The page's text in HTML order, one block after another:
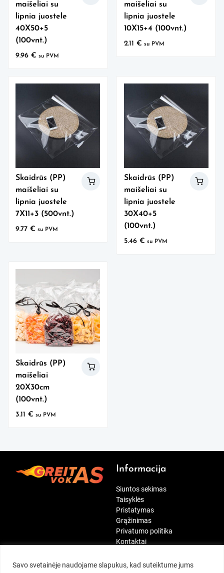
Savo svetainėje naudojame slapukus, kad suteiktume jums
maišeliai su
lipnia juostele
40X50+5
(100vnt.)
9.96€ su PVM
maišeliai su
lipnia juostele
10X15+4 (100vnt.)
2.11 € su PVM
Skaidrūs (PP)
maišeliai su
lipnia juostele
7X11+3 (500vnt.)
9.77€ su PVM
Skaidrūs (PP)
maišeliai su
lipnia juostele
30X40+5
(100vnt.)
5.46 € su PVM
Skaidrūs (PP)
maišeliai
20X30cm
(100vnt.)
3.11€ su PVM
Informacija
Siuntos sekimas
Taisyklės
Pristatymas
Grąžinimas
Privatumo politika
Kontaktai
Paskyra Mūsų rekvizitai